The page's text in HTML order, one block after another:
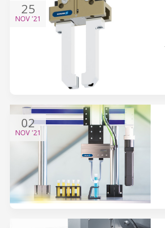
25
NOV'21
02
NOV'21